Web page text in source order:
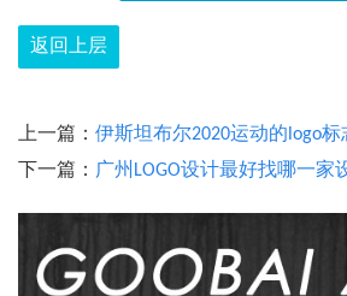
返回上层
上一篇： 伊斯坦布尔2020运动的logo标
下一篇： 广州LOGO设计最好找哪一家